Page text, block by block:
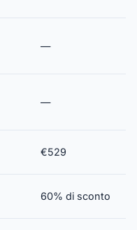
—
—
€529
60% di sconto